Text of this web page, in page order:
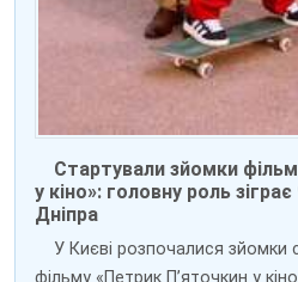
Стартували зйомки
у кіно»: головну роль
Дніпра
У Києві розпочалися зйомки